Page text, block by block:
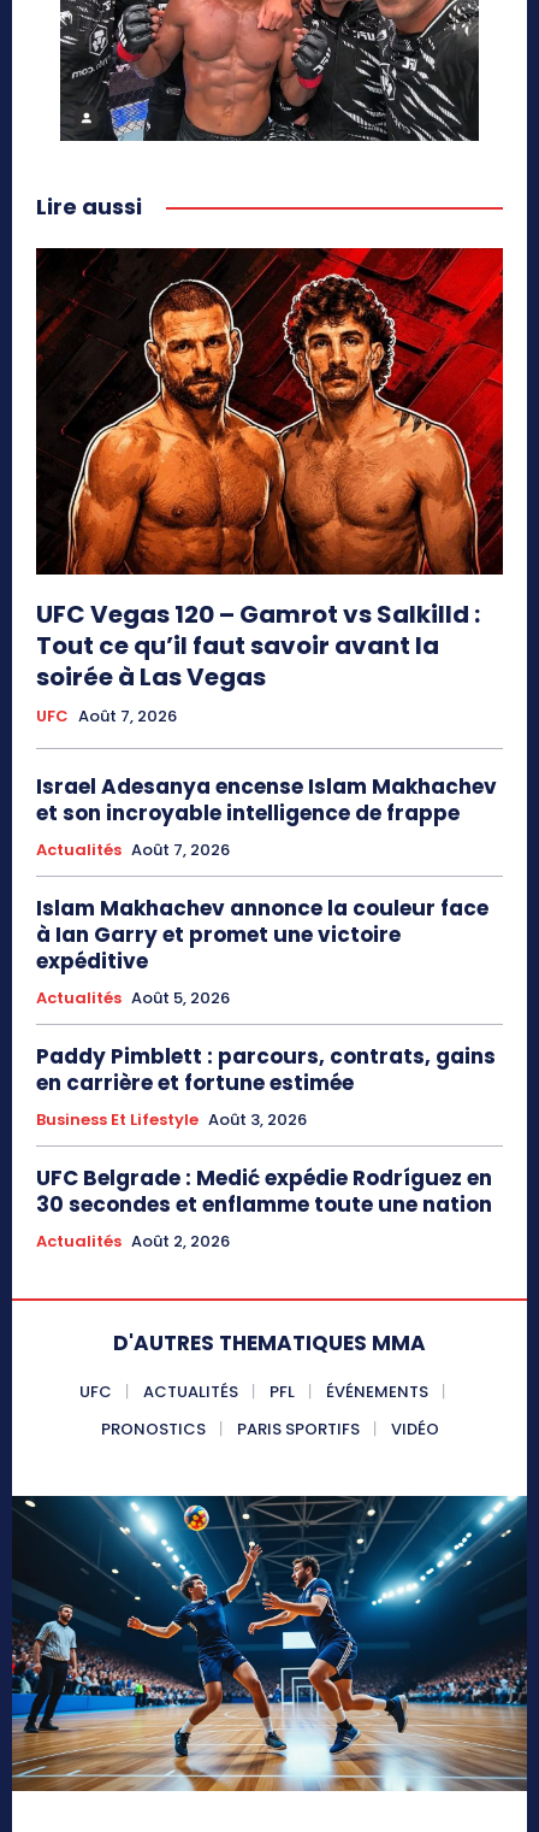
Lire aussi
UFC Vegas 120 – Gamrot vs Salkilld :
Tout ce qu’il faut savoir avant la
soirée à Las Vegas
UFC Août 7, 2026
Israel Adesanya encense Islam Makhachev
et son incroyable intelligence de frappe
Actualités Août 7, 2026
Islam Makhachev annonce la couleur face
à Ian Garry et promet une victoire
expéditive
Actualités Août 5, 2026
Paddy Pimblett : parcours, contrats, gains
en carrière et fortune estimée
Business Et Lifestyle Août 3, 2026
UFC Belgrade : Medić expédie Rodríguez en
30 secondes et enflamme toute une nation
Actualités Août 2, 2026
D'AUTRES THEMATIQUES MMA
UFC ACTUALITÉS PFL
ÉVÉNEMENTS
PRONOSTICS
PARIS SPORTIFS VIDÉO